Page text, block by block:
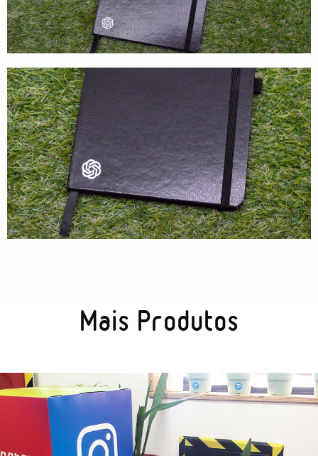
Cases
Carteiras
Tecnologia
Gráficos
Embalagem
Mais Produtos